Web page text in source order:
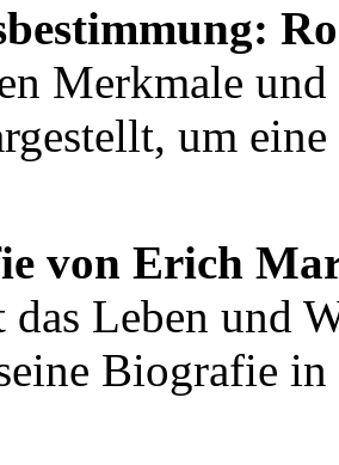
Merkmale
um
von Erich
das Leben und
Biografie